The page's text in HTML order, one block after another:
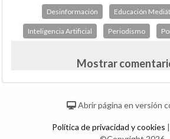
Desinformación Educación
Inteligencia Artificial Periodismo
Mostrar
Abrir página en versión
Política de privacidad y cookies |